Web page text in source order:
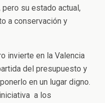
pero su estado actual,
a conservación y
invierte en la Valencia
del presupuesto y
en un lugar digno.
a los